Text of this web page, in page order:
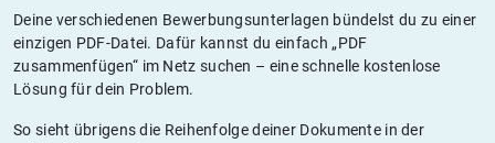
Deine verschiedenen Bewerbungsunterlagen bündelst du zu einer
einzigen PDF-Datei. Dafür kannst du einfach „PDF
zusammenfügen“ im Netz suchen – eine schnelle kostenlose
Lösung für dein Problem.
So sieht übrigens die Reihenfolge deiner Dokumente in der